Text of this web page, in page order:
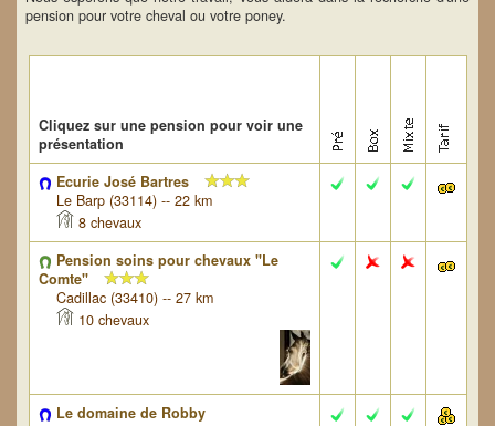
pension pour votre cheval ou votre poney.
Cliquez sur une pension pour voir une
présentation
Ecurie José Bartres
Le Barp (33114) -- 22 km
8 chevaux
Pension soins pour chevaux "Le
Comte"
Cadillac (33410) -- 27 km
10 chevaux
Le domaine de Robby